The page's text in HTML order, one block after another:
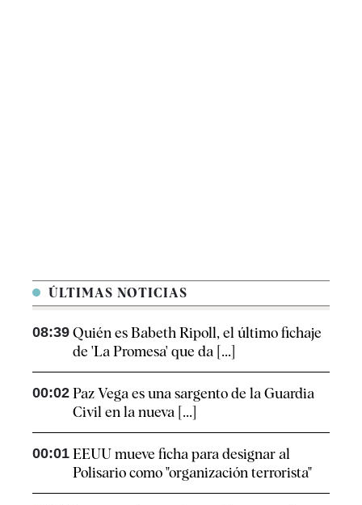
ÚLTIMAS NOTICIAS
08:39 Quién es Babeth Ripoll, el último fichaje
de 'La Promesa' que da [...]
00:02 Paz Vega es una sargento de la Guardia
Civil en la nueva [...]
00:01 EEUU mueve ficha para designar al
Polisario como "organización terrorista"